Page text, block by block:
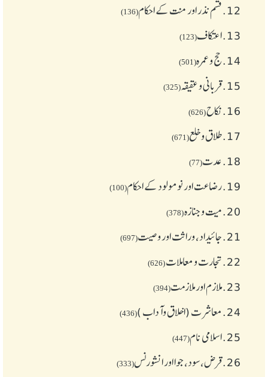
12. قسم نذر اور منت کے احکام(136)
13. اعتکاف(123)
14. حج و عمرہ(501)
15. قربانی و عقیقہ(325)
16. نکاح(626)
17. طلاق و خلع(671)
18. عدت(77)
19. رضاعت اور نومولود کے احکام(100)
20. میت و جنازہ(378)
21. جائیداد، وراثت اور وصیت(697)
22. تجارت و معاملات(626)
23. ملازم اور ملازمت(394)
24. معاشرت (اخلاق وآداب )(436)
25. اسلامی نام(447)
26. قرض،سود، جوا اور انشورنس(333)